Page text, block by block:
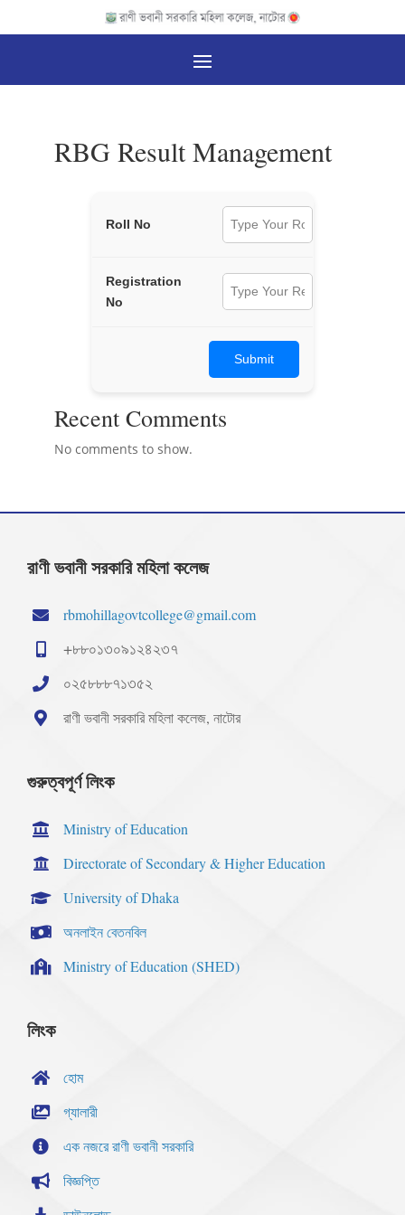
RBG Result Management
Roll No
Registration
No
Recent Comments
No comments to show.
রাণী ভবানী সরকারি মহিলা কলেজ
rbmohillagovtcollege@gmail.com
+৮৮০১৩০৯১২৪২৩৭
০২৫৮৮৮৭১৩৫২
রাণী ভবানী সরকারি মহিলা কলেজ, নাটোর
গুরুত্বপূর্ণ লিংক
Ministry of Education
Directorate of Secondary & Higher Education
University of Dhaka
অনলাইন বেতনবিল
Ministry of Education (SHED)
লিংক
হোম
গ্যালারী
এক নজরে রাণী ভবানী সরকারি
বিজ্ঞপ্তি